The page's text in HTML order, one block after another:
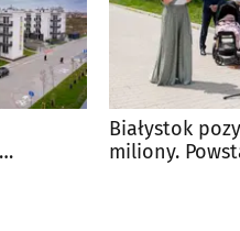
Białystok
miliony.